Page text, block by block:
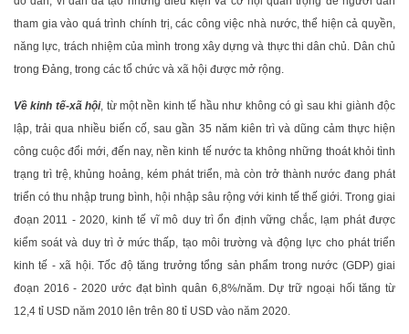
tham gia vào quá trình chính trị, các công việc nhà nước, thể hiện cả quyền,
năng lực, trách nhiệm của mình trong xây dựng và thực thi dân chủ. Dân chủ
trong Đảng, trong các tổ chức và xã hội được mở rộng.
Về kinh tế-xã hội, từ một nền kinh tế hầu như không có gì sau khi giành độc
lập, trải qua nhiều biến cố, sau gần 35 năm kiên trì và dũng cảm thực hiện
công cuộc đổi mới, đến nay, nền kinh tế nước ta không những thoát khỏi tình
trạng trì trệ, khủng hoảng, kém phát triển, mà còn trở thành nước đang phát
triển có thu nhập trung bình, hội nhập sâu rộng với kinh tế thế giới. Trong giai
đoạn 2011 - 2020, kinh tế vĩ mô duy trì ổn định vững chắc, lạm phát được
kiểm soát và duy trì ở mức thấp, tạo môi trường và động lực cho phát triển
kinh tế - xã hội. Tốc độ tăng trưởng tổng sản phẩm trong nước (GDP) giai
đoạn 2016 - 2020 ước đạt bình quân 6,8%/năm. Dự trữ ngoại hối tăng từ
12,4 tỉ USD năm 2010 lên trên 80 tỉ USD vào năm 2020.